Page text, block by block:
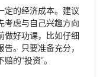
定的经济成本。建议
考虑与自己兴趣方向
做好功课，比如仔细
。只要准备充分，
的“投资”。